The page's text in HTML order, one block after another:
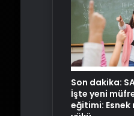
Son dakika:
İşte yeni
eğitimi: